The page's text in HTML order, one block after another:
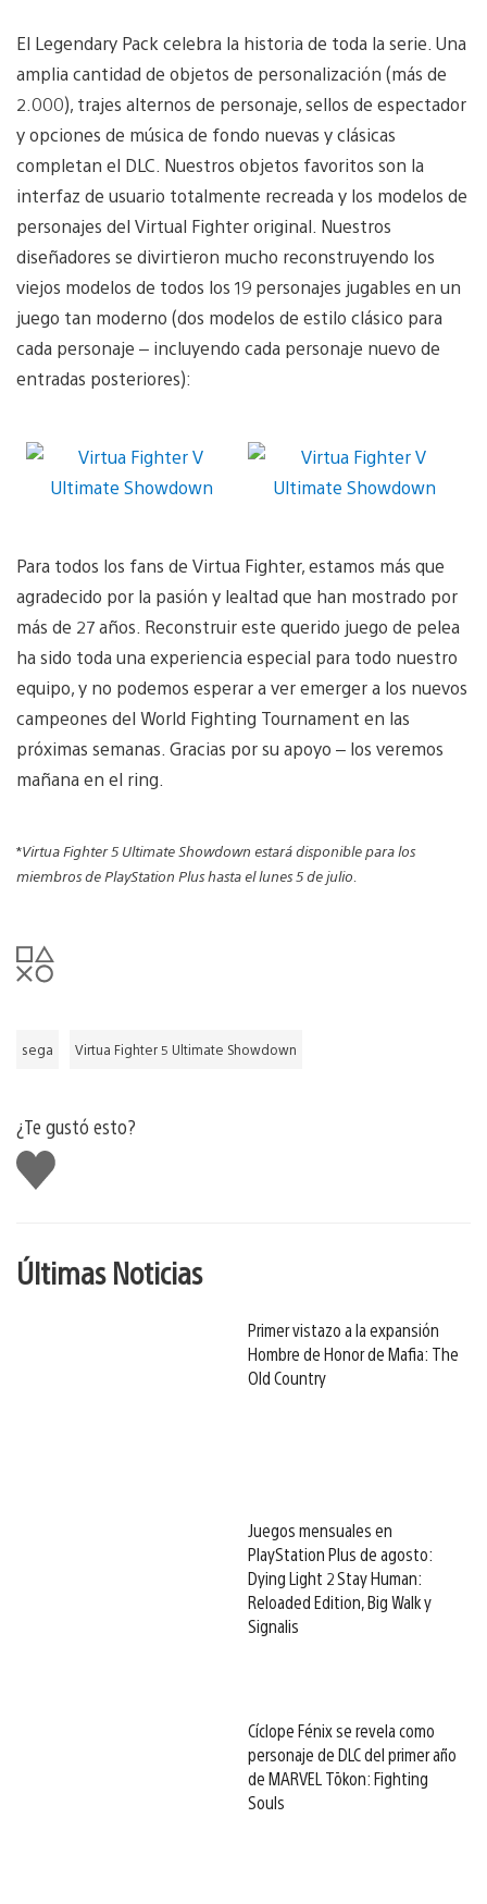
El Legendary Pack celebra la historia de toda la serie. Una
amplia cantidad de objetos de personalización (más de
2.000), trajes alternos de personaje, sellos de espectador
y opciones de música de fondo nuevas y clásicas
completan el DLC. Nuestros objetos favoritos son la
interfaz de usuario totalmente recreada y los modelos de
personajes del Virtual Fighter original. Nuestros
diseñadores se divirtieron mucho reconstruyendo los
viejos modelos de todos los 19 personajes jugables en un
juego tan moderno (dos modelos de estilo clásico para
cada personaje – incluyendo cada personaje nuevo de
entradas posteriores):
Para todos los fans de Virtua Fighter, estamos más que
agradecido por la pasión y lealtad que han mostrado por
más de 27 años. Reconstruir este querido juego de pelea
ha sido toda una experiencia especial para todo nuestro
equipo, y no podemos esperar a ver emerger a los nuevos
campeones del World Fighting Tournament en las
próximas semanas. Gracias por su apoyo – los veremos
mañana en el ring.
*Virtua Fighter 5 Ultimate Showdown estará disponible para los
miembros de PlayStation Plus hasta el lunes 5 de julio.
sega Virtua Fighter 5 Ultimate Showdown
¿Te gustó esto?
Me
gusta
Últimas Noticias
Primer vistazo a la expansión
Hombre de Honor de Mafia: The
Old Country
Juegos mensuales en
PlayStation Plus de agosto:
Dying Light 2 Stay Human:
Reloaded Edition, Big Walk y
Signalis
Cíclope Fénix se revela como
personaje de DLC del primer año
de MARVEL Tōkon: Fighting
Souls